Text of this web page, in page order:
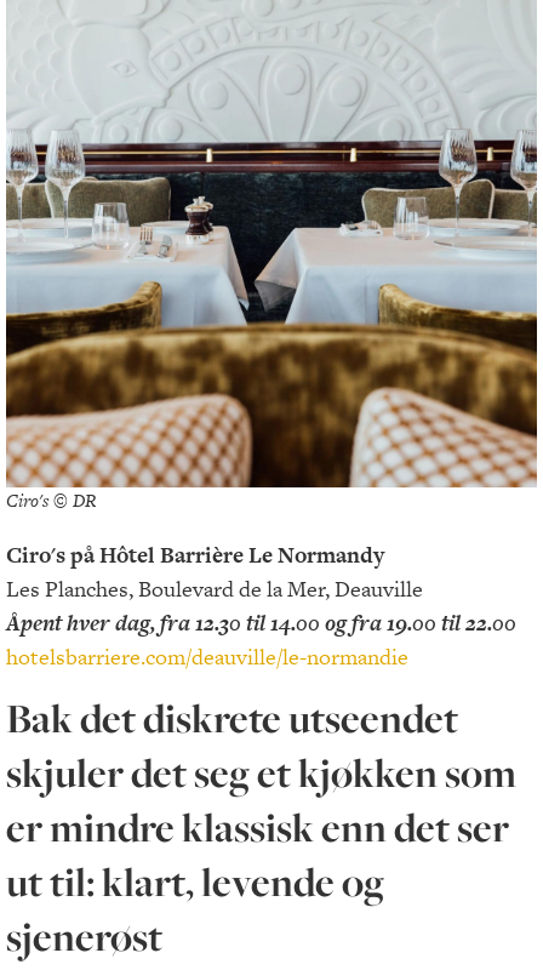
Ciro's © DR
Ciro's på Hôtel Barrière Le Normandy
Les Planches, Boulevard de la Mer, Deauville
Åpent hver dag, fra 12.30 til 14.00 og fra 19.00 til 22.00
hotelsbarriere.com/deauville/le-normandie
Bak det diskrete utseendet
skjuler det seg et kjøkken som
er mindre klassisk enn det ser
ut til: klart, levende og
sjenerøst